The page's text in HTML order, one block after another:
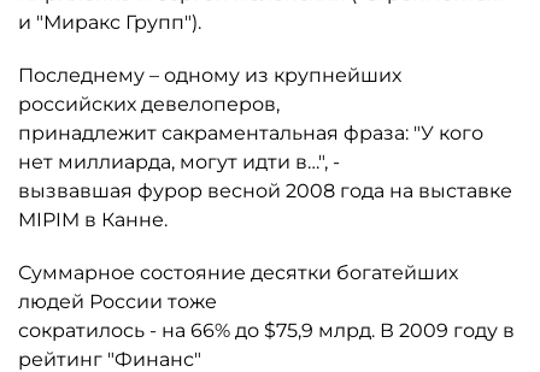
и "Миракс Групп").
Последнему – одному из крупнейших
российских девелоперов,
принадлежит сакраментальная фраза: "У кого
нет миллиарда, могут идти в…", -
вызвавшая фурор весной 2008 года на выставке
MIPIM в Канне.
Суммарное состояние десятки богатейших
людей России тоже
сократилось - на 66% до $75,9 млрд. В 2009 году в
рейтинг "Финанс"